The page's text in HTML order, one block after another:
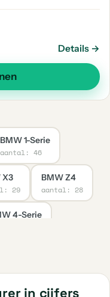
Details →
BMW 1-Serie
aantal: 46
X3
29
BMW Z4
aantal: 28
4-Serie
Serie Gran Tourer
in cijfers